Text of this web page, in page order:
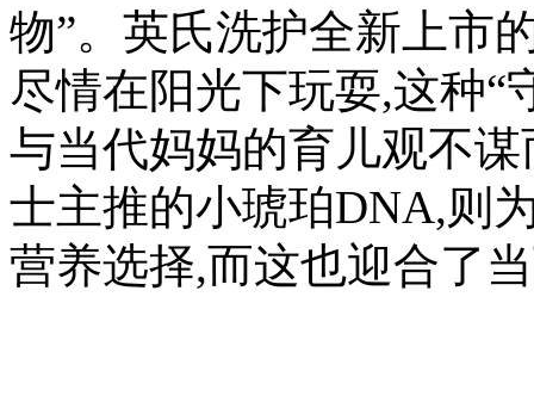
物”。英氏洗护全新上市
尽情在阳光下玩耍,这种“
与当代妈妈的育儿观不
士主推的小琥珀DNA,则
营养选择,而这也迎合了